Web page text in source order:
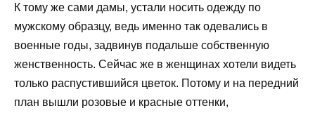
К тому же сами дамы, устали носить одежду по
мужскому образцу, ведь именно так одевались в
военные годы, задвинув подальше собственную
женственность. Сейчас же в женщинах хотели видеть
только распустившийся цветок. Потому и на передний
план вышли розовые и красные оттенки,